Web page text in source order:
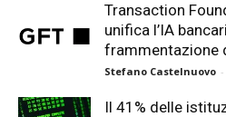
Transaction
unifica l’IA
frammentazione
Stefano Castelnuovo -
Il 41% delle